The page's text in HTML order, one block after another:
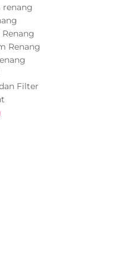
renang
Renang
Renang
Filter